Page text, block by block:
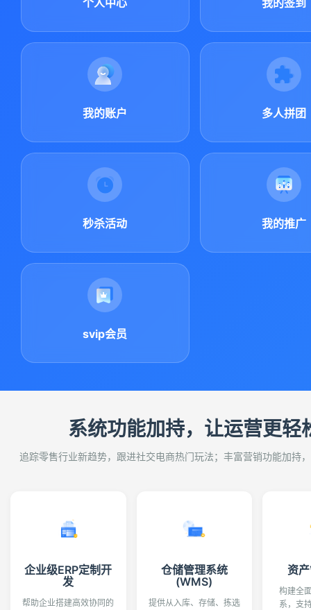
个人中心 我的签到
我的账户 多人拼团
秒杀活动 我的推广
svip会员
系统功能加持，让运营更轻
追踪零售行业新趋势，跟进社交电商热门玩法；丰富营销功能加持
企业级ERP定制开
发
帮助企业搭建高效协同的
仓储管理系统
(WMS)
提供从入库、存储、拣选
资
构建全
系，支